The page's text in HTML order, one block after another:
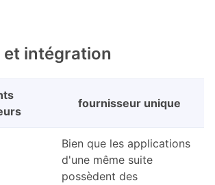
et intégration
fournisseur unique
Bien que les applications
d'une même suite
possèdent des